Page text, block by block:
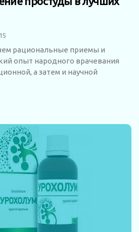
рациональные приемы и
опыт народного врачевания
а затем и научной